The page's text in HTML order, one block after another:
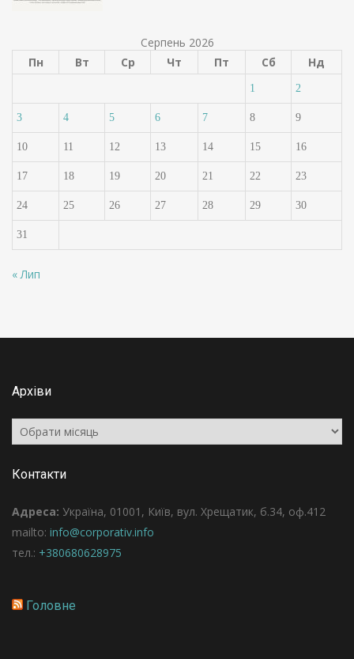
Серпень 2026
Пн
Вт Ср Чт Пт Сб Нд
1 2
3 4 5 6 7 8 9
10 11 12 13 14 15 16
17 18 19 20 21 22 23
24 25 26 27 28 29 30
31
« Лип
Архіви
Архіви
Контакти
Адреса: Україна, 01001, Київ, вул. Хрещатик, б.34, оф.412
mailto: info@corporativ.info
тел.: +380680628975
Головне